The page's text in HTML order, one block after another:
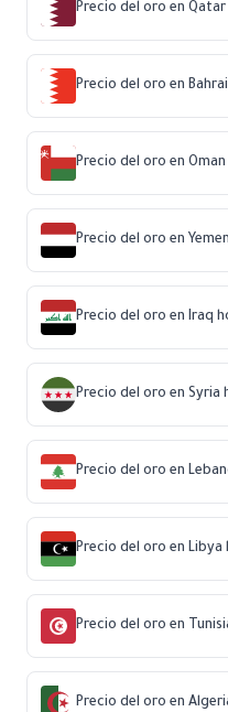
Precio del oro en
Precio del oro en
Precio del oro en
Precio del oro en
Precio del oro en Iraq
Precio del oro en Syria
Precio del oro en
Precio del oro en Libya
Precio del oro en
Precio del oro en